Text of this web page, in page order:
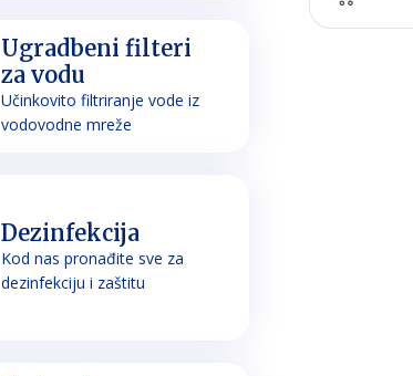
Ugradbeni filteri
za vodu
Učinkovito filtriranje vode iz
vodovodne mreže
Dezinfekcija
Kod nas pronađite sve za
dezinfekciju i zaštitu